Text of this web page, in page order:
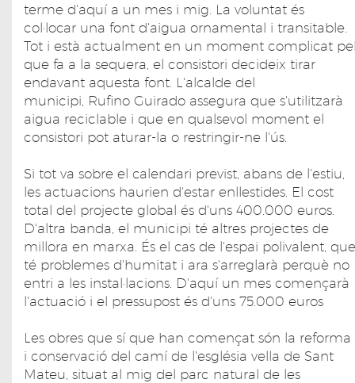
terme d'aquí a un mes i mig. La voluntat és
col·locar una font d'aigua ornamental i transitable.
Tot i està actualment en un moment complicat
que fa a la sequera, el consistori decideix tirar
endavant aquesta font. L'alcalde del
municipi, Rufino Guirado assegura que s'utilitzarà
aigua reciclable i que en qualsevol moment el
consistori pot aturar-la o restringir-ne l'ús.
Si tot va sobre el calendari previst, abans de l'estiu,
les actuacions haurien d'estar enllestides. El cost
total del projecte global és d'uns 400.000 euros.
D'altra banda, el municipi té altres projectes de
millora en marxa. És el cas de l'espai polivalent, que
té problemes d'humitat i ara s'arreglarà perquè no
entri a les instal·lacions. D'aquí un mes començarà
l'actuació i el pressupost és d'uns 75.000 euros
Les obres que sí que han començat són la reforma
i conservació del camí de l'església vella de Sant
Mateu, situat al mig del parc natural de les